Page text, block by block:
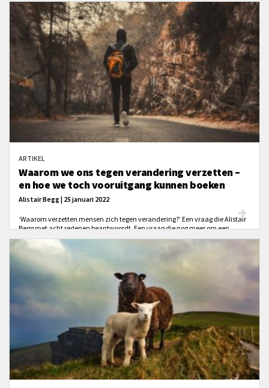
troost geef je hem? "God geeft je niet meer dan je aan kunt," heb je dat al
eens gezegd? Nooit meer doen.
ARTIKEL
Waarom we ons tegen verandering verzetten –
en hoe we toch vooruitgang kunnen boeken
Alistair Begg | 25 januari 2022
‘Waarom verzetten mensen zich tegen verandering?’ Een vraag die Alistair
Begg met acht redenen beantwoordt. Een vraag die nog meer om een
het artikel ...